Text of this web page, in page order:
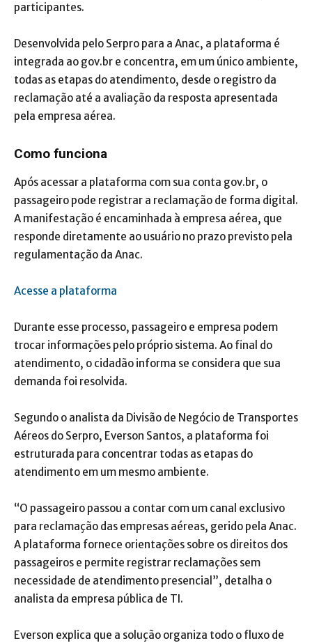
participantes.
Desenvolvida pelo Serpro para a Anac, a plataforma é
integrada ao gov.br e concentra, em um único ambiente,
todas as etapas do atendimento, desde o registro da
reclamação até a avaliação da resposta apresentada
pela empresa aérea.
Como funciona
Após acessar a plataforma com sua conta gov.br, o
passageiro pode registrar a reclamação de forma digital.
A manifestação é encaminhada à empresa aérea, que
responde diretamente ao usuário no prazo previsto pela
regulamentação da Anac.
Acesse a plataforma
Durante esse processo, passageiro e empresa podem
trocar informações pelo próprio sistema. Ao final do
atendimento, o cidadão informa se considera que sua
demanda foi resolvida.
Segundo o analista da Divisão de Negócio de Transportes
Aéreos do Serpro, Everson Santos, a plataforma foi
estruturada para concentrar todas as etapas do
atendimento em um mesmo ambiente.
“O passageiro passou a contar com um canal exclusivo
para reclamação das empresas aéreas, gerido pela Anac.
A plataforma fornece orientações sobre os direitos dos
passageiros e permite registrar reclamações sem
necessidade de atendimento presencial”, detalha o
analista da empresa pública de TI.
Everson explica que a solução organiza todo o fluxo de